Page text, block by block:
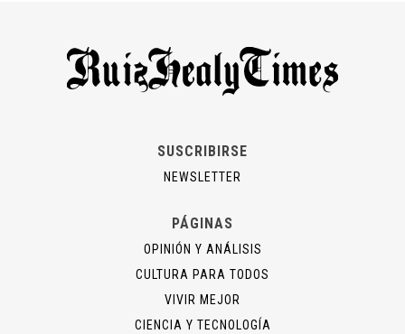
SUSCRIBIRSE
NEWSLETTER
PÁGINAS
OPINIÓN Y ANÁLISIS
CULTURA PARA TODOS
VIVIR MEJOR
CIENCIA Y TECNOLOGÍA